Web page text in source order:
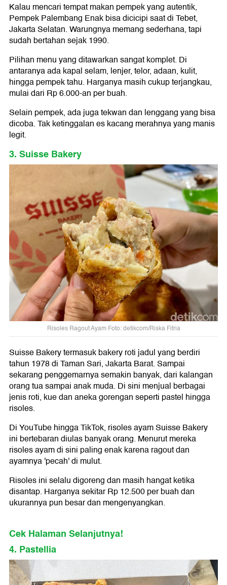
Kalau mencari tempat makan pempek yang autentik,
Pempek Palembang Enak bisa dicicipi saat di Tebet,
Jakarta Selatan. Warungnya memang sederhana, tapi
sudah bertahan sejak 1990.
Pilihan menu yang ditawarkan sangat komplet. Di
antaranya ada kapal selam, lenjer, telor, adaan, kulit,
hingga pempek tahu. Harganya masih cukup terjangkau,
mulai dari Rp 6.000-an per buah.
Selain pempek, ada juga tekwan dan lenggang yang bisa
dicoba. Tak ketinggalan es kacang merahnya yang manis
legit.
3. Suisse Bakery
Risoles Ragout Ayam Foto: detikcom/Riska Fitria
Suisse Bakery termasuk bakery roti jadul yang berdiri
tahun 1978 di Taman Sari, Jakarta Barat. Sampai
sekarang penggemarnya semakin banyak, dari kalangan
orang tua sampai anak muda. Di sini menjual berbagai
jenis roti, kue dan aneka gorengan seperti pastel hingga
risoles.
Di YouTube hingga TikTok, risoles ayam Suisse Bakery
ini bertebaran diulas banyak orang. Menurut mereka
risoles ayam di sini paling enak karena ragout dan
ayamnya 'pecah' di mulut.
Risoles ini selalu digoreng dan masih hangat ketika
disantap. Harganya sekitar Rp 12.500 per buah dan
ukurannya pun besar dan mengenyangkan.
Cek Halaman Selanjutnya!
4. Pastellia